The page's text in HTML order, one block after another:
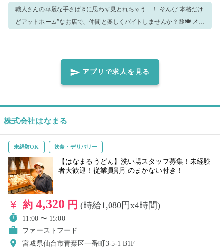
職人さんの華麗な手さばきに思わず見とれちゃう…！ そんな“本格だけ
どアットホーム”なお店で、仲間と楽しくバイトしませんか？😆🍽️ 📌
ダー対応などの接客 🍳キッチン/洗い場スタッフ ・洗浄機でのお皿洗い
・店内清掃 ・かんたんな仕込み作業（ミニトマトを切ったり、パセリ
をちぎったり🌿） 💡ポイント💡 「初めての店舗で不安…😣」そんな方
も大丈夫！ 優しい先輩スタッフがイチから丁寧に教えてくれます♪ 質
問・相談もウェルカムな雰囲気なので、安心してスタートできますよ
🙆‍♀️ 📢少しでも気になった方は、ぜひご応募ください！ 一緒に楽しく働
と幸いです！
アプリで求人を見る
株式会社はなまる
未経験OK 飲食・デリバリー
【はなまるうどん】洗い場スタッフ募集！未経験
者大歓迎！従業員割引のまかない付き！
約 4,320 円(時給1,080円x4時間)
11:00 〜 15:00
ファーストフード
宮城県仙台市青葉区一番町3-5-1 B1F